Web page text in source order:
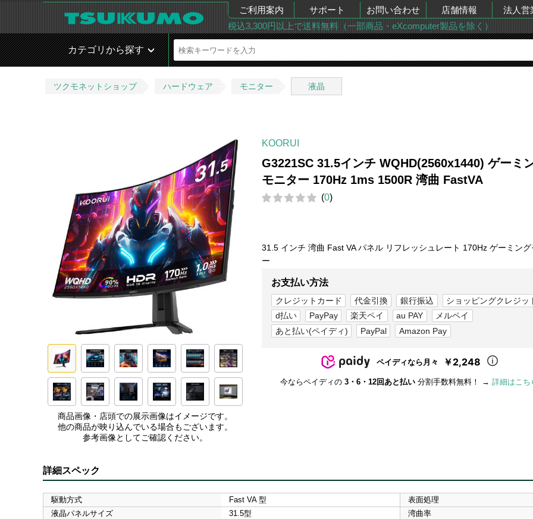
ご利用案内 サポート お問い合わせ 店舗情報
法人営
税込3,300円以上で送料無料（一部商品・eXcomputer製品を除く）
カテゴリから探す
ツクモネットショップ ハードウェア モニター 液晶
商品画像・店頭での展示画像はイメージです。
他の商品が映り込んでいる場合もございます。
参考画像としてご確認ください。
KOORUI
G3221SC 31.5インチ WQHD(2560x1440) ゲーミ
モニター 170Hz 1ms 1500R 湾曲 FastVA
(0)
31.5 インチ 湾曲 Fast VA パネル リフレッシュレート 170Hz ゲーミン
ー
お支払い方法
クレジットカード 代金引換 銀行振込
ショッピングクレジッ
d払い
PayPay 楽天ペイ au PAY
メルペイ
あと払い(ペイディ)
PayPal Amazon Pay
ペイディなら月々 ￥2,248
今ならペイディの 3・6・12回あと払い 分割手数料無料！ → 詳細はこち
詳細スペック
駆動方式 Fast VA 型
表面処理
液晶パネルサイズ
31.5型
湾曲率